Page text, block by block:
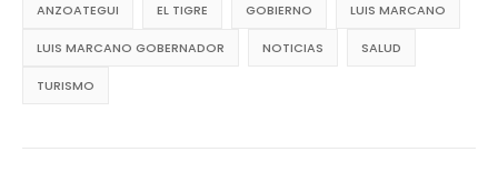
ANZOATEGUI EL TIGRE GOBIERNO LUIS MARCANO
LUIS MARCANO GOBERNADOR NOTICIAS SALUD
TURISMO